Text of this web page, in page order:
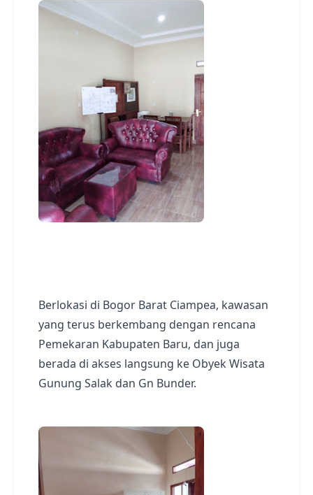
Berlokasi di Bogor Barat Ciampea, kawasan
yang terus berkembang dengan rencana
Pemekaran Kabupaten Baru, dan juga
berada di akses langsung ke Obyek Wisata
Gunung Salak dan Gn Bunder.